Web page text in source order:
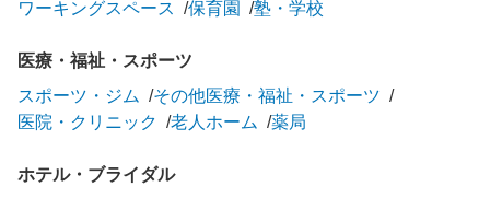
ワーキングスペース 保育園 塾・学校
医療・福祉・スポーツ
スポーツ・ジム
その他医療・福祉・スポーツ
医院・クリニック
老人ホーム 薬局
ホテル・ブライダル